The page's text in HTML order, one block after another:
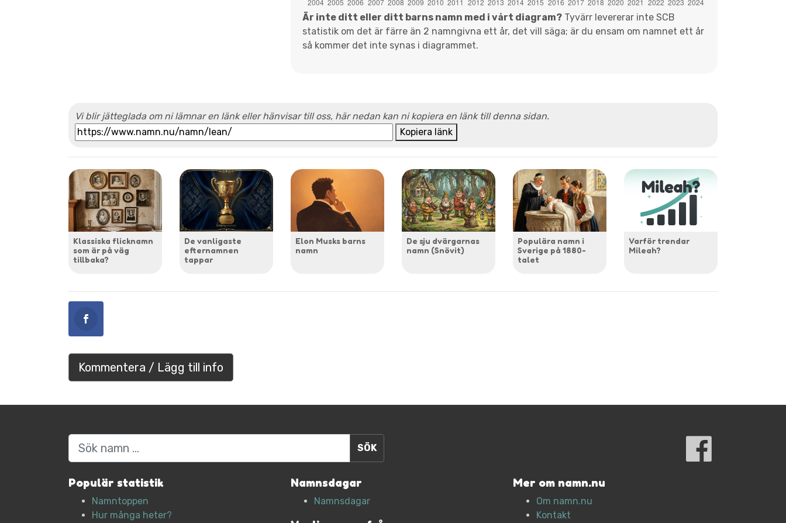
Är inte ditt eller ditt barns namn med i vårt diagram?Tyvärr levererar inte SCB
statistik om det är färre än 2 namngivna ett år, det vill säga; är du ensam om namnet ett år
så kommer det inte synas i diagrammet.
Vi blir jätteglada om ni lämnar en länk eller hänvisar till oss, här nedan kan ni kopiera en länk till denna sidan.
Kopiera länk
Klassiska flicknamn
som är på väg
tillbaka?
De vanligaste
efternamnen
tappar
Elon Musks barns
namn
De sju dvärgarnas
namn (Snövit)
Populära namn i
Sverige på 1880-
talet
Varför trendar
Mileah?
Kommentera / Lägg till info
Sök
Populär statistik
Namntoppen
Hur många heter?
Namnsdagar
Namnsdagar
Mer om namn.nu
Om namn.nu
Kontakt